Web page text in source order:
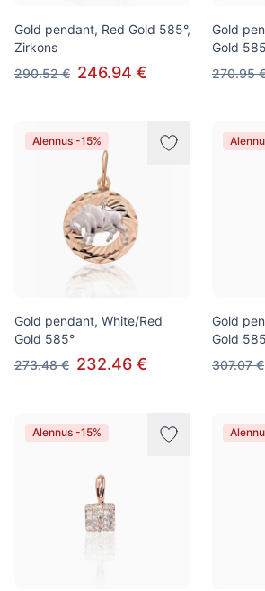
Gold pendant, Red Gold 585°,
Zirkons
290.52 € 246.94 €
Gold
Gold
270.95
Alennus -15%
Gold pendant, White/Red
Gold 585°
273.48 € 232.46 €
Gold
Gold
307.07 €
Alennus -15%